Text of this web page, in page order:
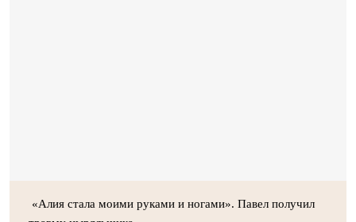
«Алия стала моими руками и ногами». Павел получил